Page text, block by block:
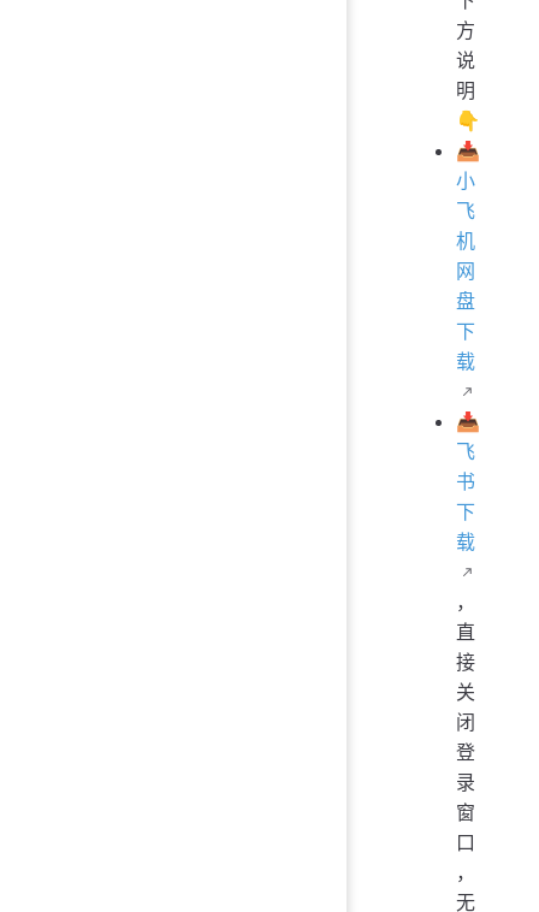
方
说
明
👇
📥
小
飞
机
网
盘
下
载
📥
飞
书
下
载
，
直
接
关
闭
登
录
窗
口
，
无